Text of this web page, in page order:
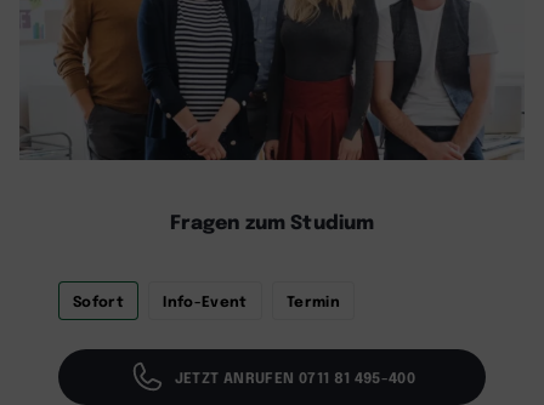
Fragen zum Studium
Sofort Info-Event Termin
JETZT ANRUFEN 0711 81 495-400